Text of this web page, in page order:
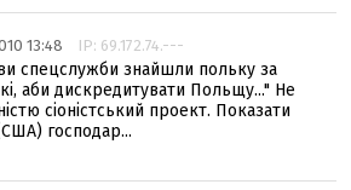
13:48 IP: 69.172.74.---
спецслужби знайшли польку за
аби дискредитувати Польщу..." Не
сіоністський проект. Показати
господар...